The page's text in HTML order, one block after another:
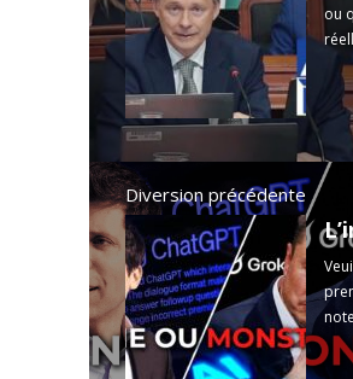
ou
15
Diversion précédente